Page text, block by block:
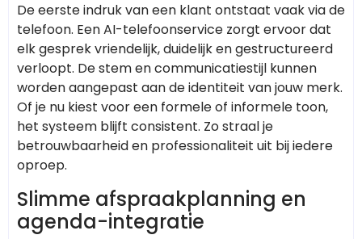
De eerste indruk van een klant ontstaat vaak via de
telefoon. Een AI-telefoonservice zorgt ervoor dat
elk gesprek vriendelijk, duidelijk en gestructureerd
verloopt. De stem en communicatiestijl kunnen
worden aangepast aan de identiteit van jouw merk.
Of je nu kiest voor een formele of informele toon,
het systeem blijft consistent. Zo straal je
betrouwbaarheid en professionaliteit uit bij iedere
oproep.
Slimme afspraakplanning en
agenda-integratie